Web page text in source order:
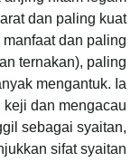
dan paling kuat
dan paling
ternakan), paling
mengantuk. Ia
dan mengacau
sebagai syaitan,
sifat syaitan